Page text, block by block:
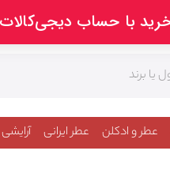
عطر و ادکلن عطر ایرانی آرایشی